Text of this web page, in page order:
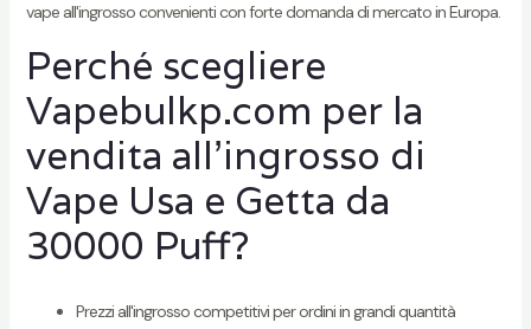
vape all'ingrosso convenienti con forte domanda di mercato in Europa.
Perché scegliere
Vapebulkp.com per la
vendita all'ingrosso di
Vape Usa e Getta da
30000 Puff?
Prezzi all'ingrosso competitivi per ordini in grandi quantità